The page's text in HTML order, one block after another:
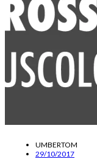
UMBERTOM
29/10/2017